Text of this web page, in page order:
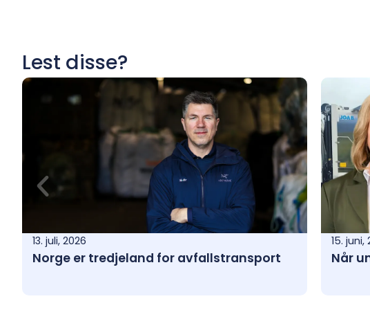
Lest disse?
13. juli, 2026
Norge er tredjeland for avfallstransport
15. juni,
Når